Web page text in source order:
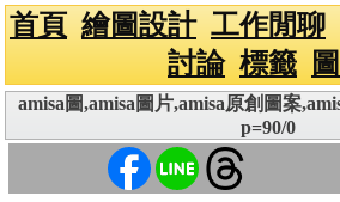
首頁 繪圖設計 工作閒聊
討論 標籤
amisa圖,amisa圖片,amisa原創圖案
p=90/0